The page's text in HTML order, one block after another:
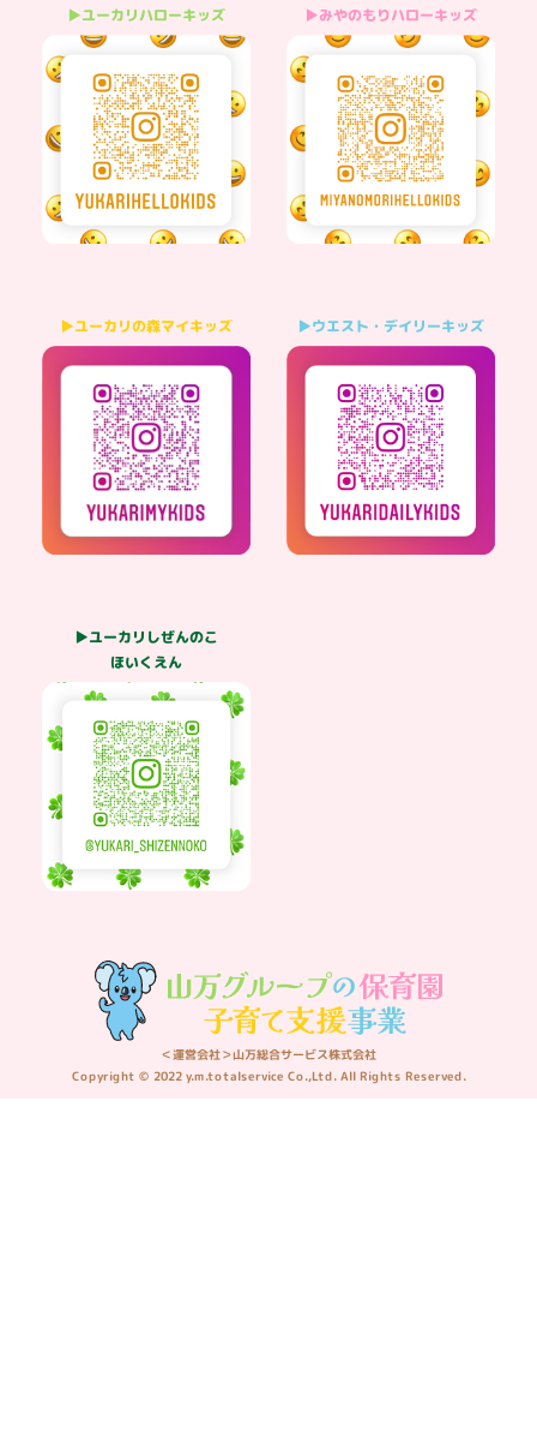
▶ユーカリハローキッズ ▶みやのもりハローキッズ
▶ユーカリの森マイキッズ ▶ウエスト・デイリーキッズ
▶ユーカリしぜんのこ
ほいくえん
＜運営会社＞山万総合サービス株式会社
Copyright © 2022 y.m.totalservice Co.,Ltd. All Rights Reserved.